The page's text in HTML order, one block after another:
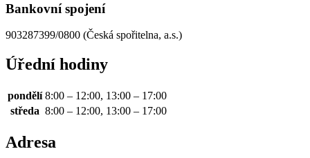
Bankovní spojení
903287399/0800 (Česká spořitelna, a.s.)
Úřední hodiny
pondělí 8:00 – 12:00, 13:00 – 17:00
středa 8:00 – 12:00, 13:00 – 17:00
Adresa